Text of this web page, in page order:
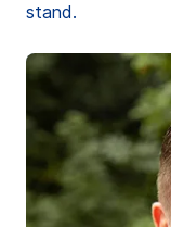
stand.